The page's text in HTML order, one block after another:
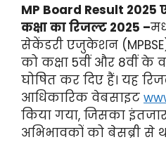
MP Board Result 2025
कक्षा का रिजल्ट 2025 –
सेकेंडरी एजुकेशन
को कक्षा 5वीं और 8वीं के
घोषित कर दिए हैं। यह
आधिकारिक वेबसाइट
किया गया, जिसका
अभिभावकों को बेसब्री से